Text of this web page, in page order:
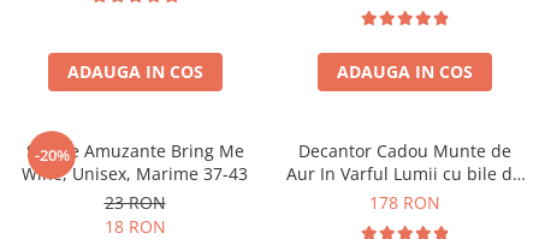
ADAUGA IN COS ADAUGA IN COS
-20%
Sosete Amuzante Bring Me
Wine, Unisex, Marime 37-43
23 RON
18 RON
Decantor Cadou Munte de
Aur In Varful Lumii cu bile de
curatare
178 RON